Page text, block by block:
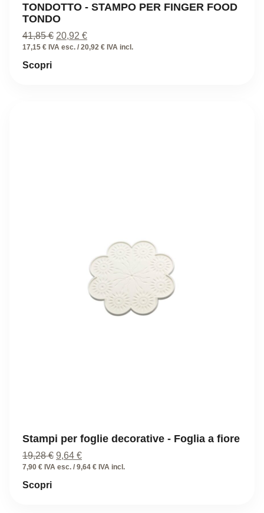
TONDOTTO - STAMPO PER FINGER FOOD
TONDO
41,85€ Il
prezzo
20,92 €Il
prezzo
17,15 € IVA esc. / 20,92 € IVA incl.
Scopri
Stampi per foglie decorative - Foglia a fiore
19,28€ Il
prezzo
9,64 €Il
prezzo
7,90 € IVA esc. / 9,64 € IVA incl.
Scopri